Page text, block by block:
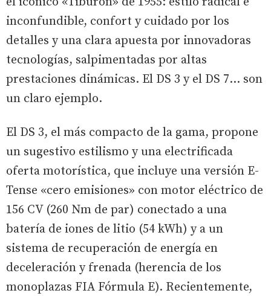
inconfundible, confort y cuidado por los
detalles y una clara apuesta por innovadoras
tecnologías, salpimentadas por altas
prestaciones dinámicas. El DS 3 y el DS 7… son
un claro ejemplo.
El DS 3, el más compacto de la gama, propone
un sugestivo estilismo y una electrificada
oferta motorística, que incluye una versión E-
Tense «cero emisiones» con motor eléctrico de
156 CV (260 Nm de par) conectado a una
batería de iones de litio (54 kWh) y a un
sistema de recuperación de energía en
deceleración y frenada (herencia de los
monoplazas FIA Fórmula E). Recientemente,